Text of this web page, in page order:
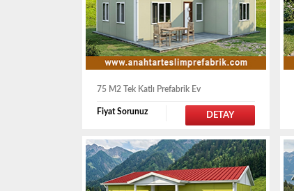
75 M2 Tek Katlı Prefabrik Ev
Fiyat Sorunuz DETAY